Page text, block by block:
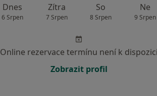
Dnes
6 Srpen
Zítra
7 Srpen
So
8 Srpen
Ne
9 Srpen
Online rezervace termínu není k dispozici
Zobrazit profil